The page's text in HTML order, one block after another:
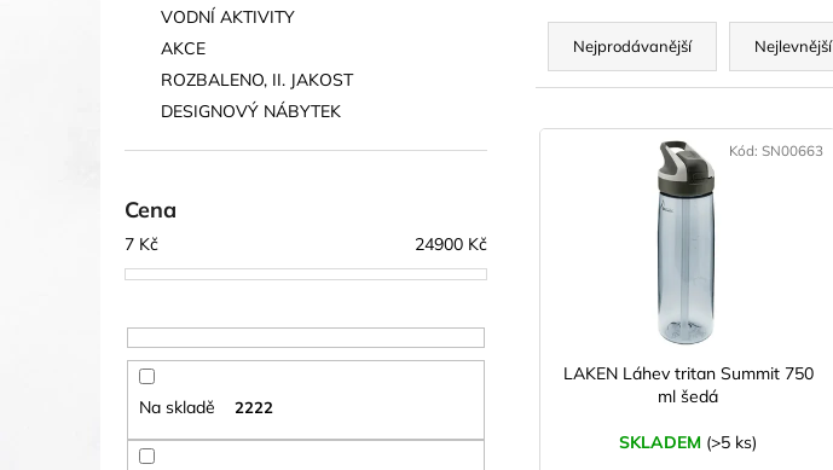
VODNÍ AKTIVITY
AKCE
ROZBALENO, II. JAKOST
DESIGNOVÝ NÁBYTEK
Cena
7 Kč 24900 Kč
Na skladě 2222
Ř
z
Nejprodávanější Nejlevnější
V
LAKEN Láhev tritan Summit 750
ml šedá
SKLADEM (>5 ks)
Kód:SN00663